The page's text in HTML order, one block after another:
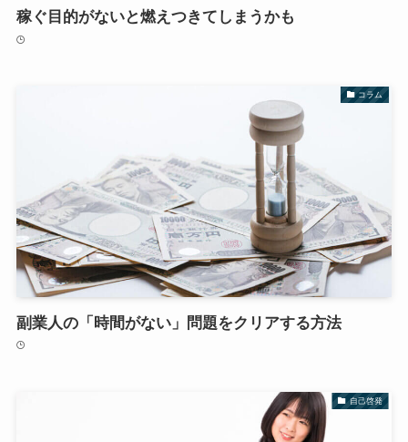
稼ぐ目的がないと燃えつきてしまうかも
コラム
副業人の「時間がない」問題をクリアする方法
自己啓発